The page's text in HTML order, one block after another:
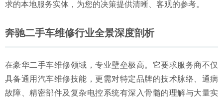
求的本地服务实体，为您的决策提供清晰、客观的参考。
奔驰二手车维修行业全景深度剖析
在豪华二手车维修领域，专业壁垒极高。它要求服务商不仅
具备通用汽车维修技能，更需对特定品牌的技术脉络、通病
故障、精密部件及复杂电控系统有深入骨髓的理解与大量实
择解析 2026-06-29
06-29